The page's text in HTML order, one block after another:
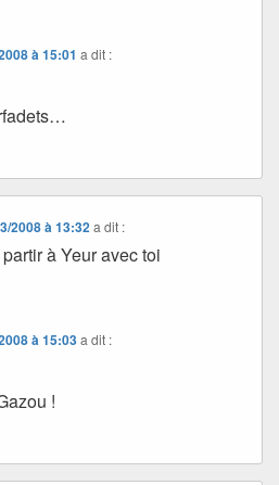
à 15:01 a dit :
2008 à 13:32 a dit :
à Yeur avec toi
à 15:03a dit :
!